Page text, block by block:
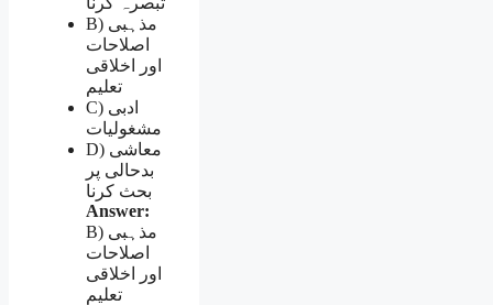
B) مذہبی
اصلاحات
اور اخلاقی
تعلیم
C) ادبی
مشغولیات
D) معاشی
بدحالی پر
بحث کرنا
Answer:
B) مذہبی
اصلاحات
اور اخلاقی
تعلیم